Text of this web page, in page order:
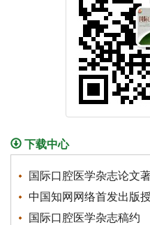
下载中心
国际口腔医学杂志论文
中国知网网络首发出版
国际口腔医学杂志稿约